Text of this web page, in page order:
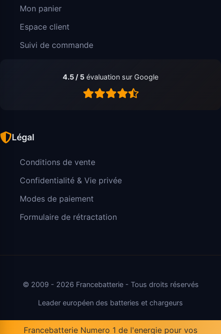
Mon panier
Espace client
Suivi de commande
4.5 / 5 évaluation sur Google
Légal
Conditions de vente
Confidentialité & Vie privée
Modes de paiement
Formulaire de rétractation
© 2009 - 2026 Francebatterie - Tous droits réservés
Leader européen des batteries et chargeurs
Francebatterie Numero 1 de l'energie pour vos